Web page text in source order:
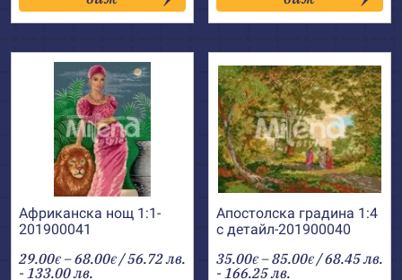
43.00€ 72.00€
Африканска нощ 1:1-
201900041
29.00€ –68.00€Price
range:
/ 56.72 лв.
- 133.00 лв.
Апостолска градина 1:4
с детайл-201900040
35.00€ –85.00€Price
range:
/ 68.45 лв.
- 166.25 лв.